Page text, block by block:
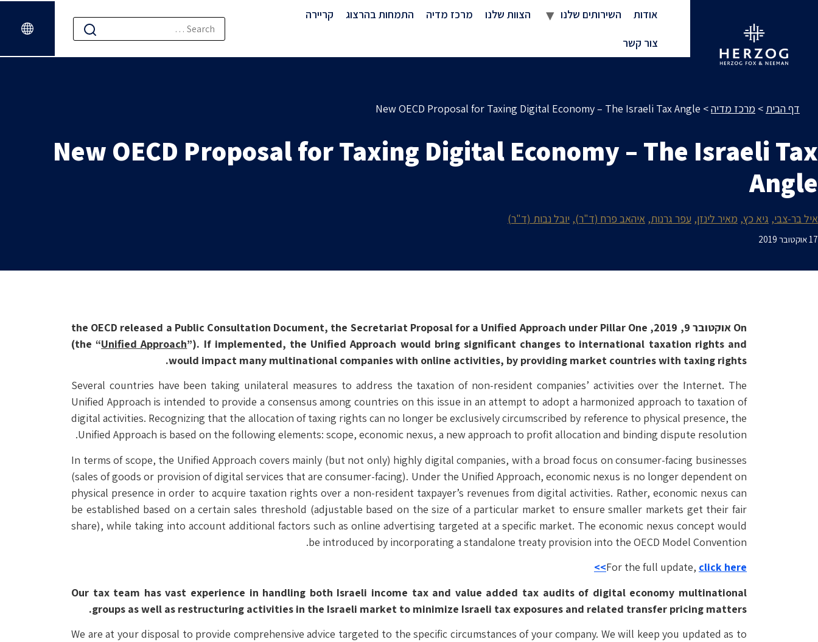
אודות השירותים שלנו הצוות שלנו מרכז מדיה התמחות בהרצוג קריירה
צור קשר
דף הבית > מרכז מדיה>
New OECD Proposal for Taxing Digital Economy – The Israeli Tax Angle
New OECD Proposal for Taxing Digital Economy – The Israeli Tax
Angle
איל בר-צבי גיא כץ מאיר לינזן עפר גרנות איהאב פרח (ד"ר) יובל נבות (ד"ר)
17 אוקטובר 2019
On אוקטובר 9, 2019, the OECD released a Public Consultation Document, the Secretariat Proposal for a Unified Approach under Pillar One
(the “Unified Approach”). If implemented, the Unified Approach would bring significant changes to international taxation rights and
would impact many multinational companies with online activities, by providing market countries with taxing rights.
Several countries have been taking unilateral measures to address the taxation of non-resident companies’ activities over the Internet. The
Unified Approach is intended to provide a consensus among countries on this issue in an attempt to adopt a harmonized approach to taxation of
digital activities. Recognizing that the allocation of taxing rights can no longer be exclusively circumscribed by reference to physical presence, the
Unified Approach is based on the following elements: scope, economic nexus, a new approach to profit allocation and binding dispute resolution.
In terms of scope, the Unified Approach covers mainly (but not only) highly digital companies, with a broad focus on consumer-facing businesses
(sales of goods or provision of digital services that are consumer-facing). Under the Unified Approach, economic nexus is no longer dependent on
physical presence in order to acquire taxation rights over a non-resident taxpayer’s revenues from digital activities. Rather, economic nexus can
be established based on a certain sales threshold (adjustable based on the size of a particular market to ensure smaller markets get their fair
share), while taking into account additional factors such as online advertising targeted at a specific market. The economic nexus concept would
be introduced by incorporating a standalone treaty provision into the OECD Model Convention.
For the full update, click here>>
Our tax team has vast experience in handling both Israeli income tax and value added tax audits of digital economy multinational
groups as well as restructuring activities in the Israeli market to minimize Israeli tax exposures and related transfer pricing matters.
We are at your disposal to provide comprehensive advice targeted to the specific circumstances of your company. We will keep you updated as to